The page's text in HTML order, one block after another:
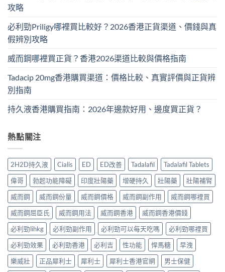
攻略
必利勁Priligy哪裡買比較好？2026香港正貨渠道、價錢與真
假辨別攻略
威而鋼哪裡買正貨？香港2026渠道比較與價格指南
Tadacip 20mg香港購買渠道：價格比較、真實評價與正貨辨
別指南
持久液香港購買指南：2026年邊款好用、邊度買正貨？
熱點關注
2H2D持久液 Cialis ED ED改善 Tadalafil
Tadalafil Tablets
偉哥
勃起功能障礙 印度壯陽藥 增硬持久 壯陽藥
壯陽補腎
威而鋼
威而鋼份量 威而鋼價格 威而鋼副作用
威而鋼哪裡買
威而鋼屈臣氏
威而鋼用法 威而鋼香港
威而鋼香港價錢
必利勁lihkg
必利勁副作用 必利勁可以每天吃嗎
必利勁哪裡買
必利勁效果
必利勁香港 必利吉 性功能 悍馬糖
早洩
樂威壯
正品犀利士 犀利士 犀利士香港官網 男士保健